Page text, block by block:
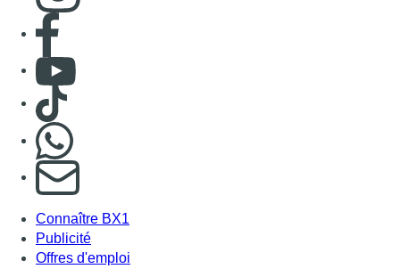
Consulter page Facebook
Consulter Youtube
Consulter TikTok
S'abonner à notre newsletter
Connaître BX1
Publicité
Offres d'emploi